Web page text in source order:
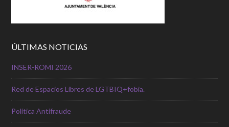
ÚLTIMAS NOTICIAS
INSER-ROMI 2026
Red de Espacios Libres de LGTBIQ+fobia.
Política Antifraude